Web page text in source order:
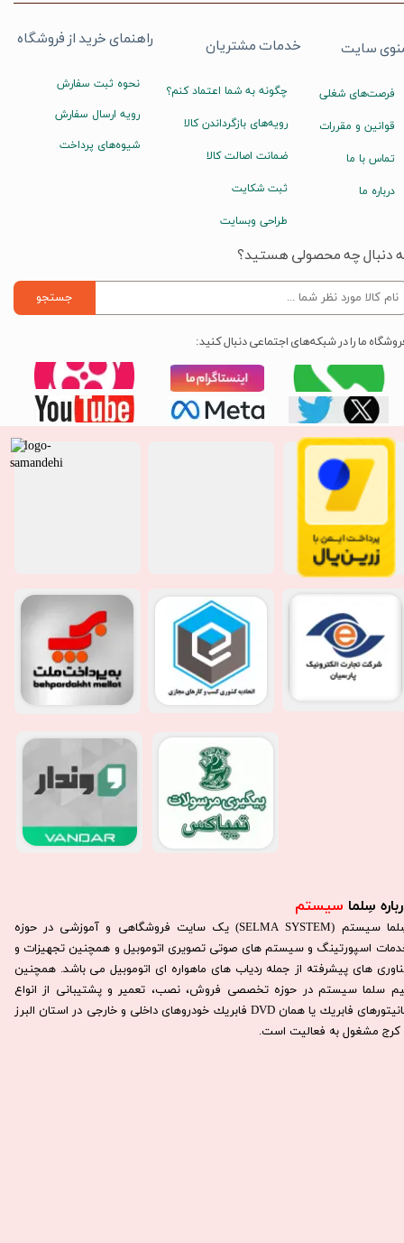
سِلما سیستم​​​​​​​
سِلما سيستم (SELMA SYSTEM) یک سایت فروشگاهی و آموزشی در حوزه
اسپورتینگ و سیستم های صوتی تصویری اتوموبیل و همچنین تجهیزات و
های پیشرفته از جمله ردیاب های ماهواره ای اتوموبیل می باشد. همچنين
سلما سيستم در حوزه تخصصی فروش، نصب، تعمير و پشتيبانی از انواع
مانيتورهای فابريك يا همان DVD فابريك خودروهای داخلی و خارجی در استان البرز
كرج مشغول به فعاليت است.​​​​​​​
راهنمای خرید از فروشگاه
نحوه ثبت سفارش
رویه ارسال سفارش
شیوه‌های پرداخت
خدمات مشتریان
چگونه به شما اعتماد کنم؟
رویه‌های بازگرداندن کالا
ضمانت اصالت کالا
ثبت شکایت
طراحی وبسایت
سایت
فرصت‌های شغلی
قوانین و مقررات
تماس با ما
درباره ما
دنبال چه محصولی هستید؟
جستجو
ما را در شبکه‌های اجتماعی دنبال کنید: